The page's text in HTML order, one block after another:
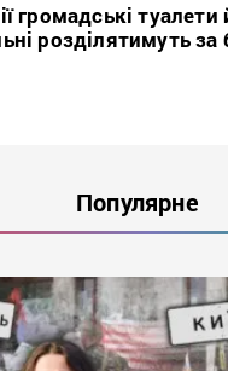
громадські туалети
розділятимуть за
Популярне